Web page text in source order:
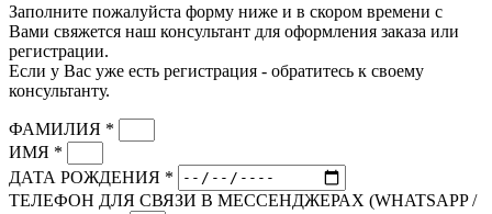
Заполните пожалуйста форму ниже и в скором времени с
Вами свяжется наш консультант для оформления заказа или
регистрации.
Если у Вас уже есть регистрация - обратитесь к своему
консультанту.
ФАМИЛИЯ *
ИМЯ *
ДАТА РОЖДЕНИЯ *
ТЕЛЕФОН ДЛЯ СВЯЗИ В МЕССЕНДЖЕРАХ (WHATSAPP /